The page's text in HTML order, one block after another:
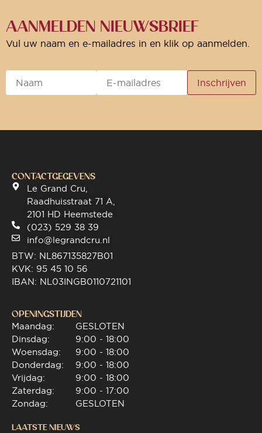
AANMELDEN NIEUWSBRIEF
Vul uw naam en e-mailadres in en klik op aanmelden.
CONTACTGEGEVENS
Le Grand Cru,
Raadhuisstraat 71 A,
2101 HD Heemstede
(023) 529 38 39
info@legrandcru.nl
BTW: NL867135827B01
KVK: 95 45 10 56
IBAN: NL03INGB0110721101
OPENINGSTIJDEN
Maandag:
Dinsdag:
Woensdag:
Donderdag:
Vrijdag:
Zaterdag:
Zondag:
GESLOTEN
9:00 - 18:00
9:00 - 18:00
9:00 - 18:00
9:00 - 18:00
9:00 - 17:00
GESLOTEN
LAATSTE NIEUWS